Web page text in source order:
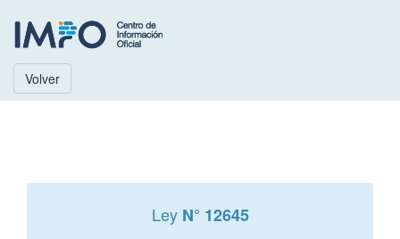
Volver
Ley N° 12645